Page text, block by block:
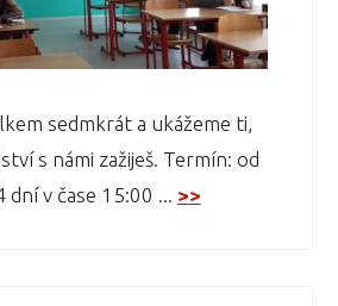
sedmkrát a ukážeme ti,
s námi zažiješ. Termín: od
dní v čase 15:00 ... >>